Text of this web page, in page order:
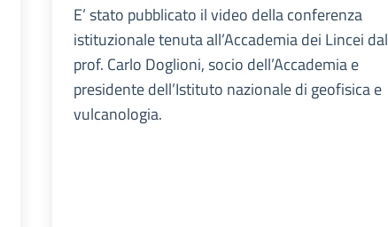
E’ stato pubblicato il video della conferenza
istituzionale tenuta all’Accademia dei Lincei dal
prof. Carlo Doglioni, socio dell’Accademia e
presidente dell’Istituto nazionale di geofisica e
vulcanologia.